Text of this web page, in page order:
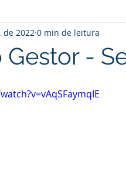
Gestor -
de 2022 0 min de leitura